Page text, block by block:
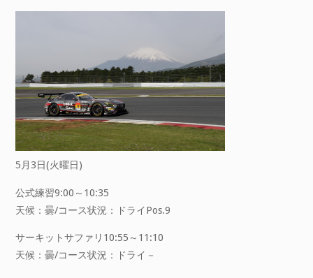
5月3日(火曜日)
公式練習9:00～10:35
天候：曇/コース状況：ドライPos.9
サーキットサファリ10:55～11:10
天候：曇/コース状況：ドライ－